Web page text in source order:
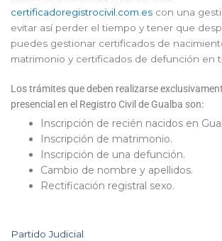
certificadoregistrocivil.com.es con una
evitar así perder el tiempo y tener que
puedes gestionar certificados de
matrimonio y certificados de defunción en
Los trámites que deben realizarse
presencial en el Registro Civil de Gualba son:
Inscripción de recién nacidos en
Inscripción de matrimonio.
Inscripción de una defunción.
Cambio de nombre y apellidos.
Rectificación registral sexo.
Partido Judicial